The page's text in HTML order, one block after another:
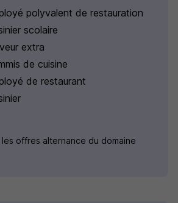
polyvalent de restauration
scolaire
extra
de cuisine
de restaurant
offres alternance du domaine